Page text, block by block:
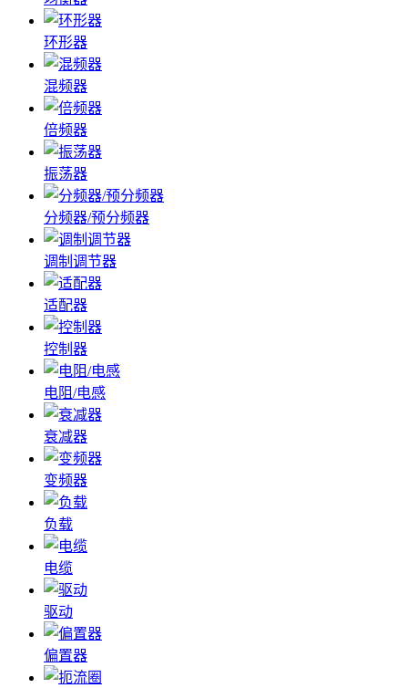
环形器
混频器
倍频器
振荡器
分频器/预分频器
调制调节器
适配器
控制器
电阻/电感
衰减器
变频器
负载
电缆
驱动
偏置器